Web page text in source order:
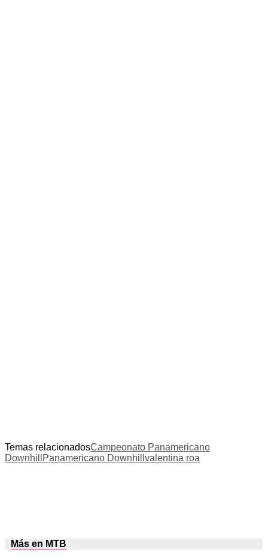
Temas relacionadosCampeonato Panamericano
Downhill
Panamericano Downhill valentina roa
Más en MTB